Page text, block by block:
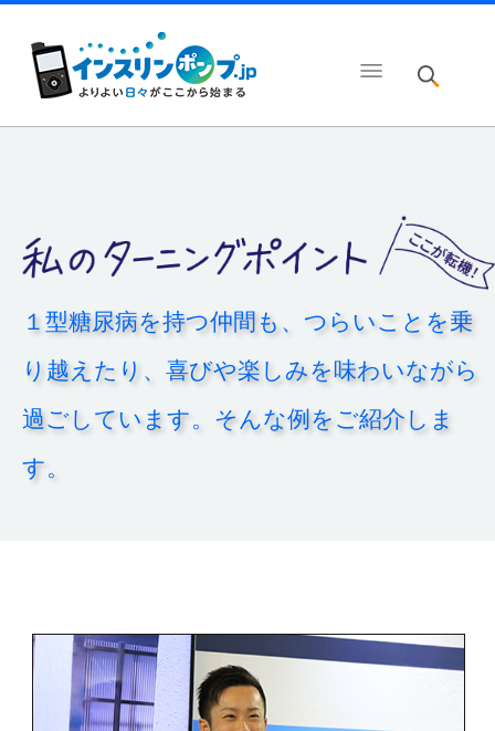
１型糖尿病を持つ仲間も、つらいことを乗
り越えたり、喜びや楽しみを味わいながら
過ごしています。そんな例をご紹介しま
す。